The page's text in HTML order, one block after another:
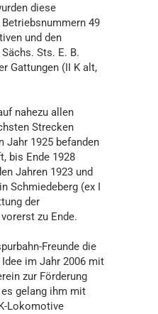
diese
49
und den
Sts. E. B.
Gattungen (II K alt,
nahezu allen
Strecken
Jahr 1925 befanden
bis Ende 1928
Jahren 1923 und
Schmiedeberg (ex I
der
zu Ende.
Freunde die
im Jahr 2006 mit
zur Förderung
gelang ihm mit
Lokomotive